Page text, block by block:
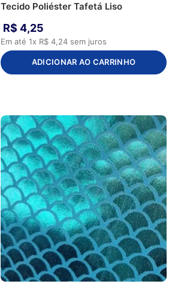
Tecido Poliéster Tafetá Liso
R$ 4,25
Em até1x R$ 4,24 sem juros
ADICIONAR AO CARRINHO